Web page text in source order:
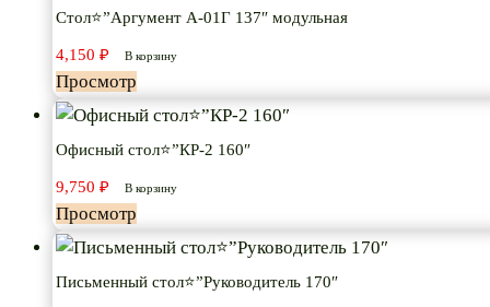
Стол⭐”Аргумент А-01Г 137″ модульная
4,150 ₽ В корзину
Просмотр
Офисный стол⭐”КР-2 160″
9,750 ₽ В корзину
Просмотр
Письменный стол⭐”Руководитель 170″